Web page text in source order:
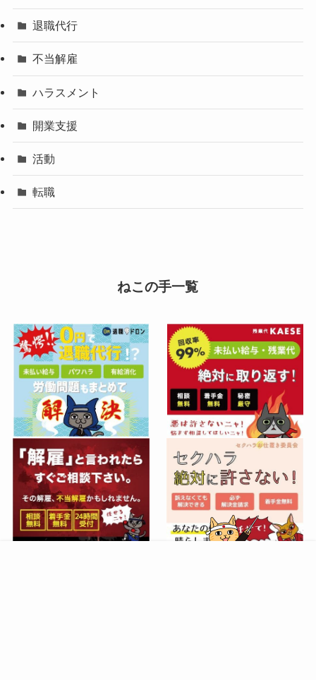
退職代行
不当解雇
ハラスメント
開業支援
活動
転職
ねこの手一覧